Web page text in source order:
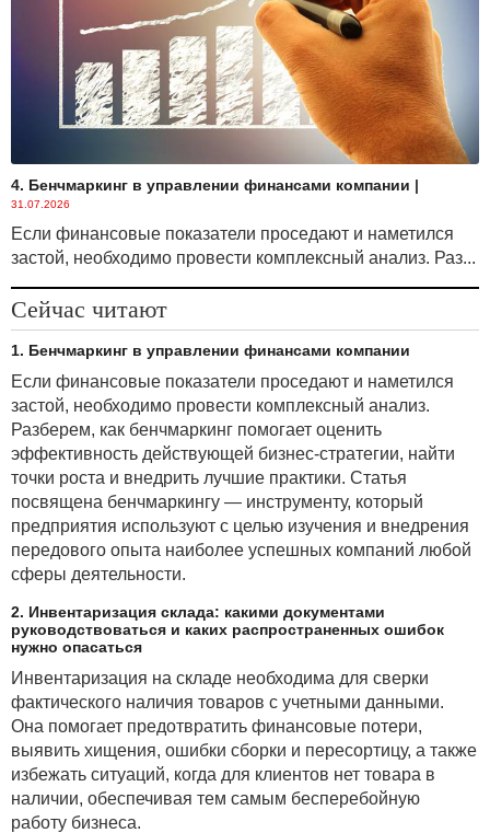
данные, только если вы воспользуетесь ими при
подключении к фальшивой сети, поэтому для
защиты учетных данных достаточно просто не
входить в свои аккаунты.
Используйте многофакторную аутентификацию
Многофакторная аутентификация предполагает
вход в систему в несколько этапов. Например, после
ввода пароля может потребоваться ввести код,
отправленный на ваш телефон. Это
дополнительный уровень защиты ваших данных от
злоумышленников. Если сервис предлагает
защитить учетную запись с помощью
многофакторной аутентификации, не стоит
отказываться.
Пользуйтесь только сайтами, адрес которых
начинается с HTTPS
При подключении к публичной сети посещайте
только те сайты, адрес которых начинается с HTTPS
вместо HTTP (буква S означает «безопасный»).
Такие сайты защищены сквозным шифрованием,
которое скроет вашу активность от посторонних глаз.
4. Бенчмаркинг в управлении финансами компании |
31.07.2026
Если финансовые показатели проседают и наметился
застой, необходимо провести комплексный анализ. Раз...
Сейчас читают
1. Бенчмаркинг в управлении финансами компании
Если финансовые показатели проседают и наметился
застой, необходимо провести комплексный анализ.
Разберем, как бенчмаркинг помогает оценить
эффективность действующей бизнес-стратегии, найти
точки роста и внедрить лучшие практики. Статья
посвящена бенчмаркингу — инструменту, который
предприятия используют с целью изучения и внедрения
передового опыта наиболее успешных компаний любой
сферы деятельности.
2. Инвентаризация склада: какими документами
руководствоваться и каких распространенных ошибок
нужно опасаться
Инвентаризация на складе необходима для сверки
фактического наличия товаров с учетными данными.
Она помогает предотвратить финансовые потери,
выявить хищения, ошибки сборки и пересортицу, а также
избежать ситуаций, когда для клиентов нет товара в
наличии, обеспечивая тем самым бесперебойную
работу бизнеса.